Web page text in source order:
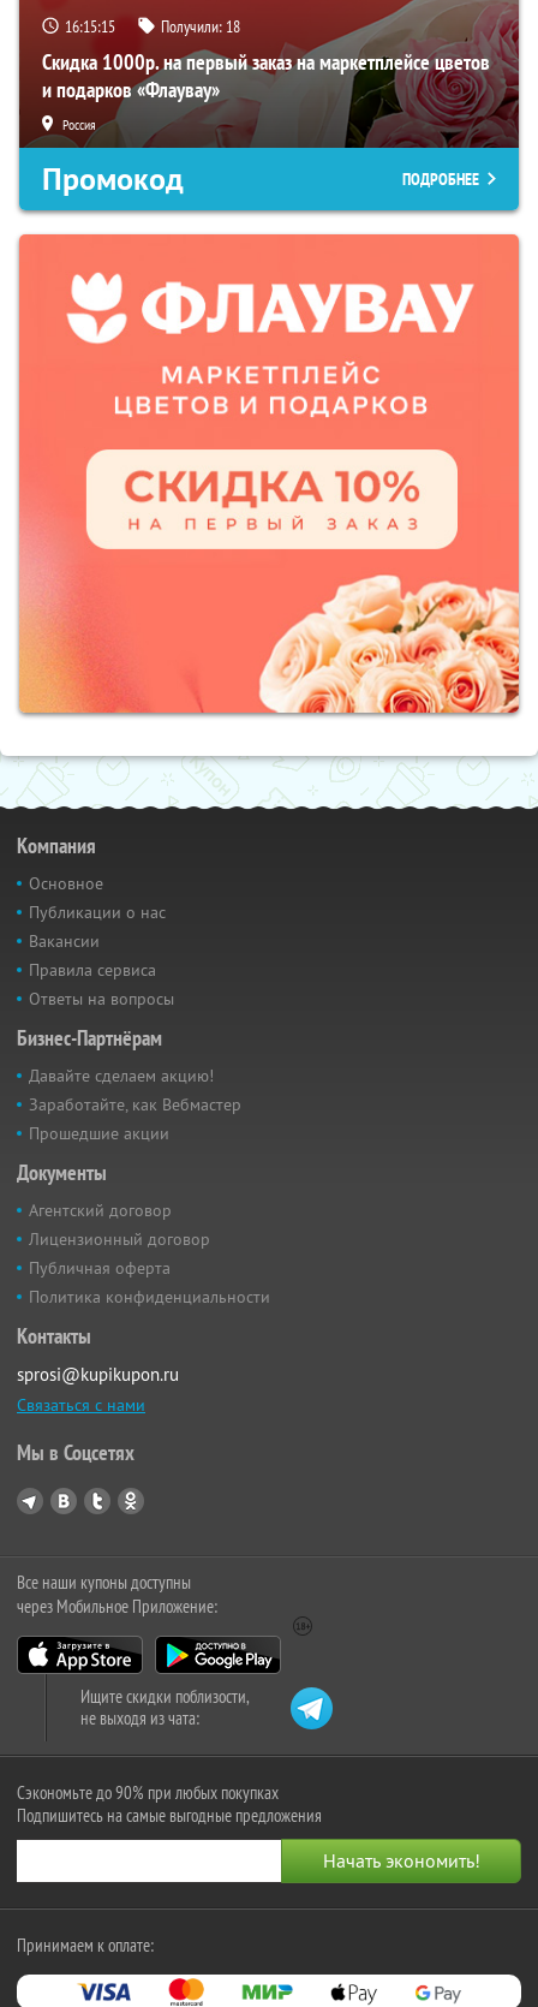
16:15:14 Получили: 18
Скидка 1000р. на первый заказ на маркетплейсе цветов
и подарков «Флаувау»
Россия
Промокод ПОДРОБНЕЕ
Компания
Основное
Публикации о нас
Вакансии
Правила сервиса
Ответы на вопросы
Бизнес-Партнёрам
Давайте сделаем акцию!
Заработайте, как Вебмастер
Прошедшие акции
Документы
Агентский договор
Лицензионный договор
Публичная оферта
Политика конфиденциальности
Контакты
sprosi@kupikupon.ru
Связаться с нами
Мы в Соцсетях
Все наши купоны доступны
через Мобильное Приложение:
Ищите скидки поблизости,
не выходя из чата:
Сэкономьте до 90% при любых покупках
Подпишитесь на самые выгодные предложения
Принимаем к оплате: